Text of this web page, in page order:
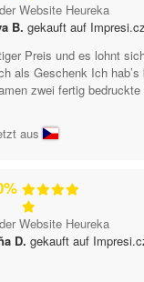
Website Heureka
B. gekauft auf
Preis und es lohnt
als Geschenk Ich
zwei fertig
aus
Website Heureka
D. gekauft auf